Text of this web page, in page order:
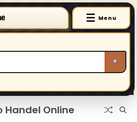
☰ Menu
Handel Online